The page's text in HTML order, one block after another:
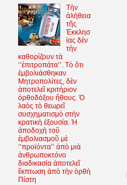
Τὴν
ἀλήθεια
τῆς
Ἐκκλησ
ίας δὲν
τὴν
καθορίζουν τὰ
‘’ἐπιτροπάτα’’. Τὸ ὅτι
ἐμβολιάσθηκαν
Μητροπολίτες, δὲν
ἀποτελεῖ κριτήριον
ὀρθοδόξου ἤθους. Ὁ
λαὸς τὸ θεωρεῖ
συσχηματισμὸ στὴν
κρατικὴ ἐξουσία. Ἡ
ἀποδοχὴ τοῦ
ἐμβολιασμοῦ μὲ
‘’προϊόντα’’ ἀπὸ μιὰ
ἀνθρωποκτόνο
διαδικασία ἀποτελεῖ
ἔκπτωση ἀπὸ τὴν ὀρθὴ
Πίστη